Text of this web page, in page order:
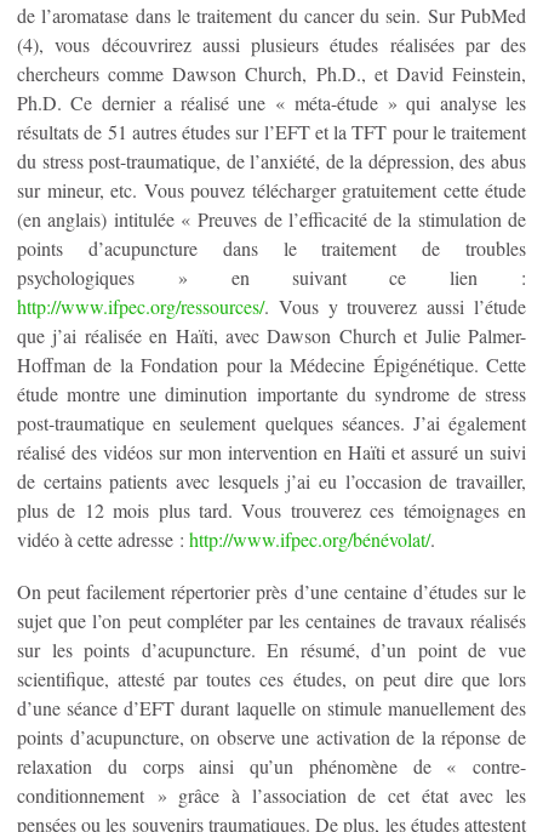
de l’aromatase dans le traitement du cancer du sein. Sur PubMed
(4), vous découvrirez aussi plusieurs études réalisées par des
chercheurs comme Dawson Church, Ph.D., et David Feinstein,
Ph.D. Ce dernier a réalisé une « méta-étude » qui analyse les
résultats de 51 autres études sur l’EFT et la TFT pour le traitement
du stress post-traumatique, de l’anxiété, de la dépression, des abus
sur mineur, etc. Vous pouvez télécharger gratuitement cette étude
(en anglais) intitulée « Preuves de l’efficacité de la stimulation de
points d’acupuncture dans le traitement de troubles
psychologiques » en suivant ce lien :
http://www.ifpec.org/ressources/. Vous y trouverez aussi l’étude
que j’ai réalisée en Haïti, avec Dawson Church et Julie Palmer-
Hoffman de la Fondation pour la Médecine Épigénétique. Cette
étude montre une diminution importante du syndrome de stress
post-traumatique en seulement quelques séances. J’ai également
réalisé des vidéos sur mon intervention en Haïti et assuré un suivi
de certains patients avec lesquels j’ai eu l’occasion de travailler,
plus de 12 mois plus tard. Vous trouverez ces témoignages en
vidéo à cette adresse : http://www.ifpec.org/bénévolat/.
On peut facilement répertorier près d’une centaine d’études sur le
sujet que l’on peut compléter par les centaines de travaux réalisés
sur les points d’acupuncture. En résumé, d’un point de vue
scientifique, attesté par toutes ces études, on peut dire que lors
d’une séance d’EFT durant laquelle on stimule manuellement des
points d’acupuncture, on observe une activation de la réponse de
relaxation du corps ainsi qu’un phénomène de « contre-
conditionnement » grâce à l’association de cet état avec les
pensées ou les souvenirs traumatiques. De plus, les études attestent